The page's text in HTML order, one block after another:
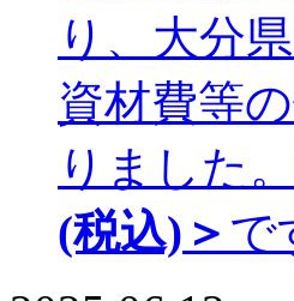
り、大分
資材費等
りました
(税込)＞ で